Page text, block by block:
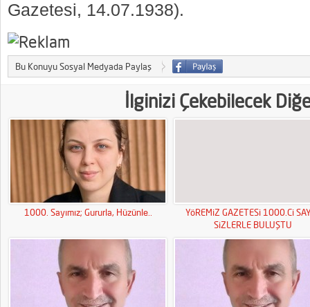
Gazetesi, 14.07.1938).
Bu Konuyu Sosyal Medyada Paylaş
İlginizi Çekebilecek
1000. Sayımız; Gururla, Hüzünle..
YöREMiZ GAZETESi 1000.Ci
SiZLERLE BULUŞTU